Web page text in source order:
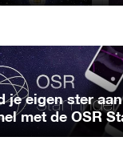
je eigen ster
met de OSR